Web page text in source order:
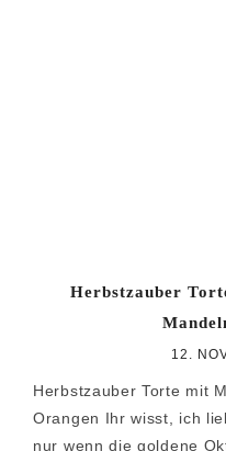
Herbstzauber
12.
Herbstzauber Torte mit
Orangen Ihr wisst, ich
nur wenn die goldene